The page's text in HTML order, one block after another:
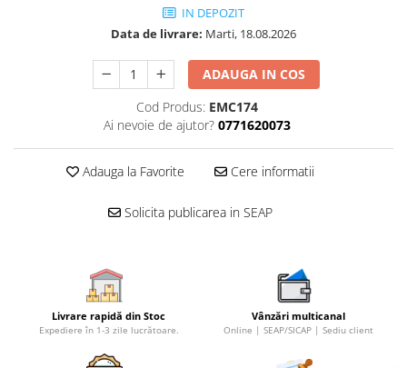
IN DEPOZIT
Data de livrare: Marti, 18.08.2026
ADAUGA IN COS
Cod Produs: EMC174
Ai nevoie de ajutor? 0771620073
Adauga la Favorite Cere informatii
Solicita publicarea in SEAP
Livrare rapidă din Stoc
Expediere în 1-3 zile lucrătoare.
Vânzări multicanal
Online | SEAP/SICAP | Sediu client